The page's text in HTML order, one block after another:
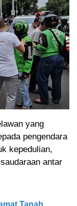
yang
pengendara
kepedulian,
antar
Tanah